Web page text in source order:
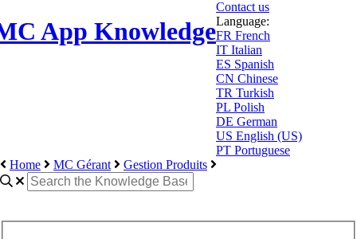
App Knowledge
Contact us
Language:
FR French
IT Italian
ES Spanish
CN Chinese
TR Turkish
PL Polish
DE German
US English (US)
PT Portuguese
Home
MC Gérant Gestion Produits